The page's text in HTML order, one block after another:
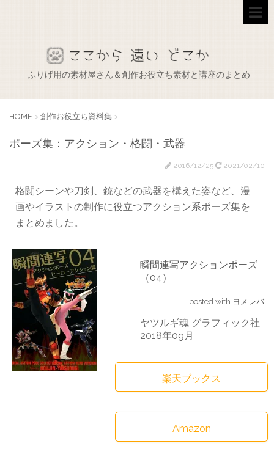
ふりげ用の素材屋さん＆創作お役立ち素材と講座のまとめ
HOME > 創作お役立ち資料集 >
ポーズ集：アクション・格闘・武器
2016/12/25 2021/02/10
格闘シーンや刀剣、銃などの武器を構えた姿など、漫
画やイラストの制作に役立つアクション系ポーズ集を
まとめました。
瞬間連写アクションポーズ
（04）
posted with ヨメレバ
ヤツルギ魂 グラフィック社
2018年09月
楽天ブックス
Amazon